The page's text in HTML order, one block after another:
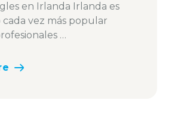
en Irlanda Irlanda es
vez más popular
…